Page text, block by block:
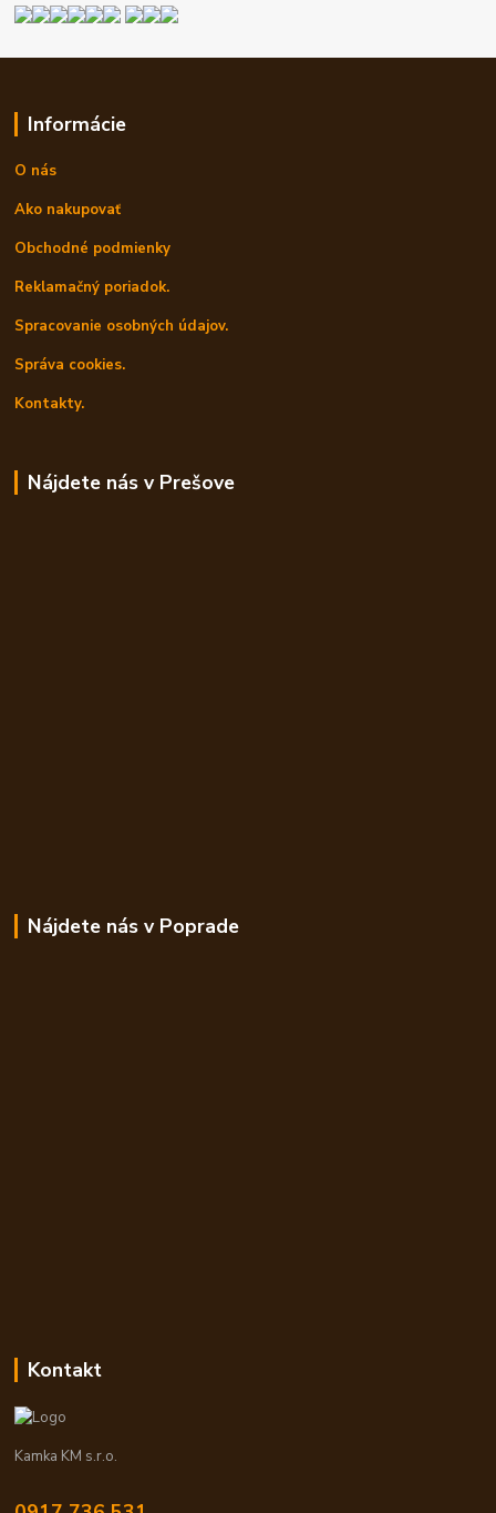
Informácie
O nás
Ako nakupovať
Obchodné podmienky
Reklamačný poriadok.
Spracovanie osobných údajov.
Správa cookies.
Kontakty.
Nájdete nás v Prešove
Nájdete nás v Poprade
Kontakt
Kamka KM s.r.o.